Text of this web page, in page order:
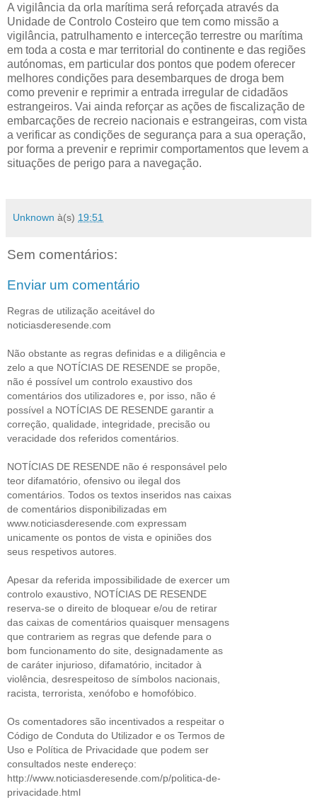
A vigilância da orla marítima será reforçada através da
Unidade de Controlo Costeiro que tem como missão a
vigilância, patrulhamento e interceção terrestre ou marítima
em toda a costa e mar territorial do continente e das regiões
autónomas, em particular dos pontos que podem oferecer
melhores condições para desembarques de droga bem
como prevenir e reprimir a entrada irregular de cidadãos
estrangeiros. Vai ainda reforçar as ações de fiscalização de
embarcações de recreio nacionais e estrangeiras, com vista
a verificar as condições de segurança para a sua operação,
por forma a prevenir e reprimir comportamentos que levem a
situações de perigo para a navegação.
Unknown à(s) 19:51
Sem comentários:
Enviar um comentário
Regras de utilização aceitável do
noticiasderesende.com
Não obstante as regras definidas e a diligência e
zelo a que NOTÍCIAS DE RESENDE se propõe,
não é possível um controlo exaustivo dos
comentários dos utilizadores e, por isso, não é
possível a NOTÍCIAS DE RESENDE garantir a
correção, qualidade, integridade, precisão ou
veracidade dos referidos comentários.
NOTÍCIAS DE RESENDE não é responsável pelo
teor difamatório, ofensivo ou ilegal dos
comentários. Todos os textos inseridos nas caixas
de comentários disponibilizadas em
www.noticiasderesende.com expressam
unicamente os pontos de vista e opiniões dos
seus respetivos autores.
Apesar da referida impossibilidade de exercer um
controlo exaustivo, NOTÍCIAS DE RESENDE
reserva-se o direito de bloquear e/ou de retirar
das caixas de comentários quaisquer mensagens
que contrariem as regras que defende para o
bom funcionamento do site, designadamente as
de caráter injurioso, difamatório, incitador à
violência, desrespeitoso de símbolos nacionais,
racista, terrorista, xenófobo e homofóbico.
Os comentadores são incentivados a respeitar o
Código de Conduta do Utilizador e os Termos de
Uso e Política de Privacidade que podem ser
consultados neste endereço:
http://www.noticiasderesende.com/p/politica-de-
privacidade.html